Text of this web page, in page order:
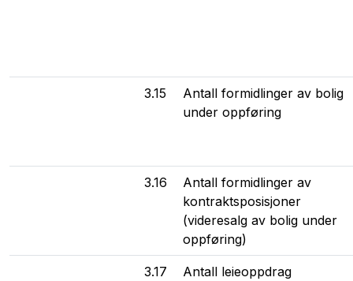
3.15
Antall formidlinger av bolig
under oppføring
3.16
Antall formidlinger av
kontraktsposisjoner
(videresalg av bolig under
oppføring)
3.17
Antall leieoppdrag